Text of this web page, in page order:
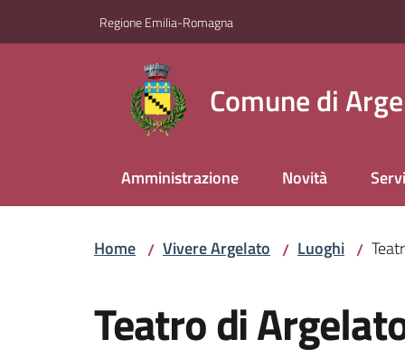
Regione Emilia-Romagna
Comune di
Amministrazione Novità
Home / Vivere Argelato / Luoghi /
Teatro di